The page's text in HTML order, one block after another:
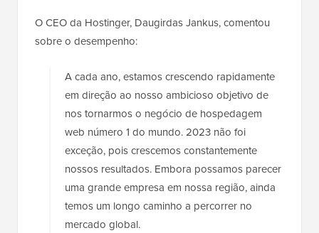
O CEO da Hostinger, Daugirdas Jankus, comentou
sobre o desempenho:
A cada ano, estamos crescendo rapidamente
em direção ao nosso ambicioso objetivo de
nos tornarmos o negócio de hospedagem
web número 1 do mundo. 2023 não foi
exceção, pois crescemos constantemente
nossos resultados. Embora possamos parecer
uma grande empresa em nossa região, ainda
temos um longo caminho a percorrer no
mercado global.